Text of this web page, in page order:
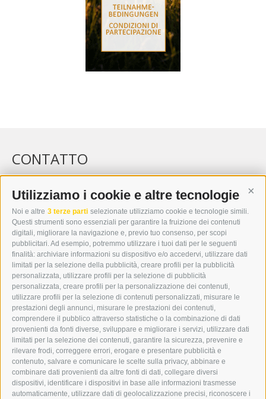
Utilizziamo i cookie e altre tecnologie
Noi e altre 3 terze parti selezionate utilizziamo cookie e tecnologie simili.
Questi strumenti sono essenziali per garantire la fruizione dei contenuti
digitali, migliorare la navigazione e, previo tuo consenso, per scopi
pubblicitari. Ad esempio, potremmo utilizzare i tuoi dati per le seguenti
finalità: archiviare informazioni su dispositivo e/o accedervi, utilizzare dati
limitati per la selezione della pubblicità, creare profili per la pubblicità
personalizzata, utilizzare profili per la selezione di pubblicità
personalizzata, creare profili per la personalizzazione dei contenuti,
utilizzare profili per la selezione di contenuti personalizzati, misurare le
prestazioni degli annunci, misurare le prestazioni dei contenuti,
comprendere il pubblico attraverso statistiche o la combinazione di dati
provenienti da fonti diverse, sviluppare e migliorare i servizi, utilizzare dati
limitati per la selezione dei contenuti, garantire la sicurezza, prevenire e
rilevare frodi, correggere errori, erogare e presentare pubblicità e
contenuto, salvare e comunicare le scelte sulla privacy, abbinare e
combinare dati provenienti da altre fonti di dati, collegare diversi
dispositivi, identificare i dispositivi in base alle informazioni trasmesse
automaticamente, utilizzare dati di geolocalizzazione precisi, riconoscere i
CONTATTO
WIPP-MEDIA GMBH
DER ERKER
I-39049 VIPITENO
TEL.: +39 0472 766876
GRAFIK@DERERKER.IT
INFO@DERERKER.IT
BARBARA.FONTANA@DERERKER.IT
ERKER
PUBBLICITÀ NELL’ERKER
PUBBLICITÀ ONLINE
ADDEBITO DIRETTO SEPA
REGOLAMENTO COMMENTI
ONLINE VOTING